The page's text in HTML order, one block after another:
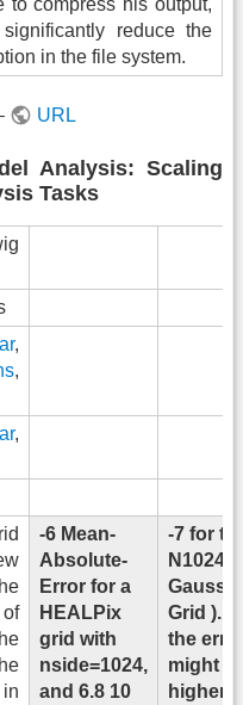
reduce the
in the file system.
URL
Analysis: Scaling
Tasks
,
,
,
-6 Mean-
Absolute-
Error for a
HEALPix
grid with
nside=1024,
and 6.8 10
-7 for
N1024
Grid ).
the
might
higher,